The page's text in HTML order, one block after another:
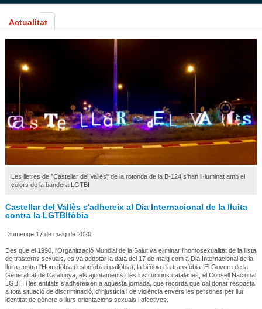
Actualitat
Les lletres de "Castellar del Vallès" de la rotonda de la B-124 s'han il·luminat amb el
colors de la bandera LGTBI
Castellar del Vallès s'adhereix al Dia Internacional de la lluita
contra la LGTBIfòbia
Diumenge 17 de maig de 2020
Des que el 1990, l'Organització Mundial de la Salut va eliminar l'homosexualitat de la llista
de trastorns sexuals, es va adoptar la data del 17 de maig com a Dia Internacional de la
lluita contra l'Homofòbia (lesbofòbia i gaifòbia), la bifòbia i la transfòbia. El Govern de la
Generalitat de Catalunya, els ajuntaments i les institucions catalanes, el Consell Nacional
LGBTI i les entitats s'adhereixen a aquesta jornada, que recorda que cal donar resposta
a tota situació de discriminació, d'injustícia i de violència envers les persones per llur
identitat de gènere o llurs orientacions sexuals i afectives.